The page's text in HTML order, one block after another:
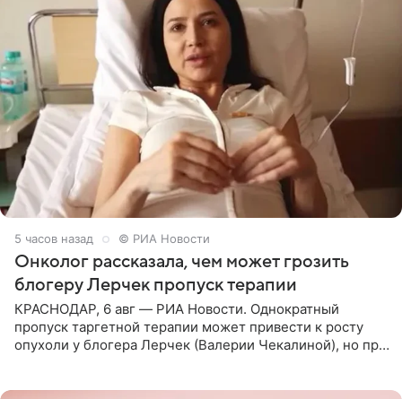
5 часов назад © РИА Новости
Онколог рассказала, чем может грозить
блогеру Лерчек пропуск терапии
КРАСНОДАР, 6 авг — РИА Новости. Однократный
пропуск таргетной терапии может привести к росту
опухоли у блогера Лерчек (Валерии Чекалиной), но при